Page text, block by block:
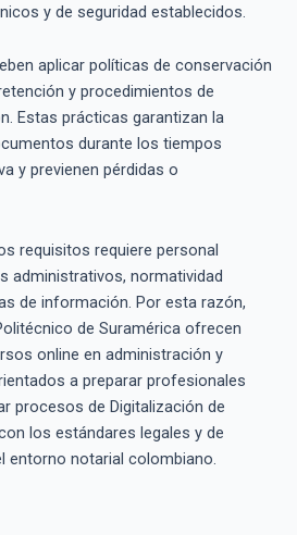
y de seguridad establecidos.
aplicar políticas de conservación
y procedimientos de
Estas prácticas garantizan la
durante los tiempos
y previenen pérdidas o
requisitos requiere personal
administrativos, normatividad
de información. Por esta razón,
de Suramérica ofrecen
online en administración y
a preparar profesionales
procesos de Digitalización de
los estándares legales y de
entorno notarial colombiano.